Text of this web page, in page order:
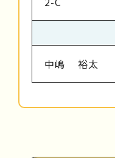
中嶋 裕太